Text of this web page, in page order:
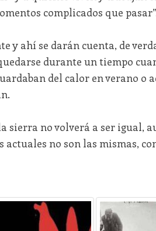
complicados que
y ahí se darán cuenta, de
durante un tiempo
del calor en verano o
sierra no volverá a ser igual,
no son las mismas,